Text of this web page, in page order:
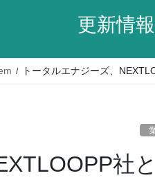
更新情
トータルエナジーズ、
社